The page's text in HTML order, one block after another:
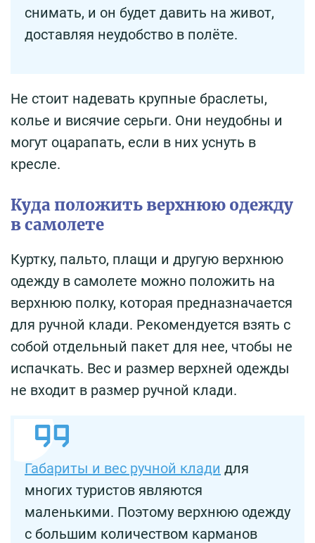
снимать, и он будет давить на живот,
доставляя неудобство в полёте.
Не стоит надевать крупные браслеты,
колье и висячие серьги. Они неудобны и
могут оцарапать, если в них уснуть в
кресле.
Куда положить верхнюю одежду
в самолете
Куртку, пальто, плащи и другую верхнюю
одежду в самолете можно положить на
верхнюю полку, которая предназначается
для ручной клади. Рекомендуется взять с
собой отдельный пакет для нее, чтобы не
испачкать. Вес и размер верхней одежды
не входит в размер ручной клади.
Габариты и вес ручной клади для
многих туристов являются
маленькими. Поэтому верхнюю одежду
с большим количеством карманов